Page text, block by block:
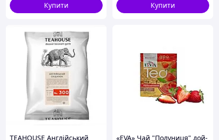
Купити
Купити
TEAHOUSE Англійський
«EVA» Чай "Полуниця" дой-